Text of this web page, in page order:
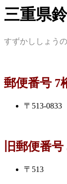
三重県
すずかししょう
郵便番号 7
〒513-0833
旧郵便番号
〒513